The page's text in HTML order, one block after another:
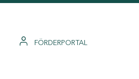
FÖRDERPORTAL